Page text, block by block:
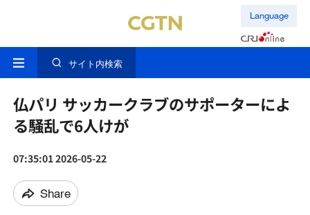
Language
サイト内検索
仏パリ サッカークラブのサポーターによ
る騒乱で6人けが
07:35:01 2026-05-22
Share